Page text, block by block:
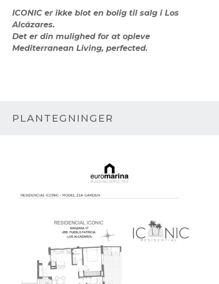
ICONIC er ikke blot en bolig til salg i Los
Alcázares.
Det er din mulighed for at opleve
Mediterranean Living, perfected.
PLANTEGNINGER